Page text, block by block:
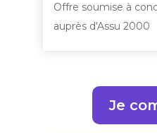
Offre soumise à
auprès d'Assu 2000
Je